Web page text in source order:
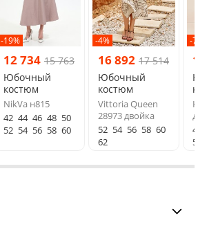
-19%
12 734 15 763
Юбочный
костюм
NikVa н815
42 44 46 48 50
52 54 56 58 60
-4%
16 892 17 514
Юбочный
костюм
Vittoria Queen
28973 двойка
52 54 56 58 60
62
-